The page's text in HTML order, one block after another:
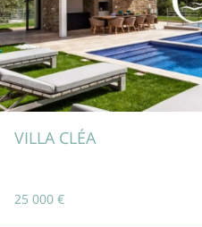
VILLA CLÉA
25 000 €